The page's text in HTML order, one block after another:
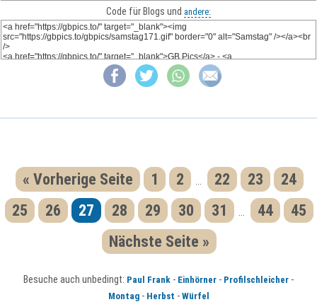
Code für Blogs und andere:
« Vorherige Seite 1 2 22 23
24
25
26 27 28 29 30 31 44
45
Nächste Seite »
Besuche auch unbedingt: Paul Frank - Einhörner - Profilschleicher -
Montag- Herbst - Würfel